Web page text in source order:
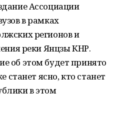
Ассоциации
в рамках
регионов и
реки Янцзы КНР.
об этом будет принято
станет ясно, кто станет
в этом